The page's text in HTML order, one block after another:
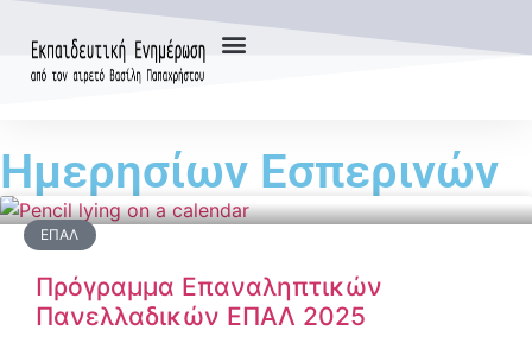
Ημερησίων Εσπερινών
ΕΠΑΛ
Πρόγραμμα Επαναληπτικών
Πανελλαδικών ΕΠΑΛ 2025